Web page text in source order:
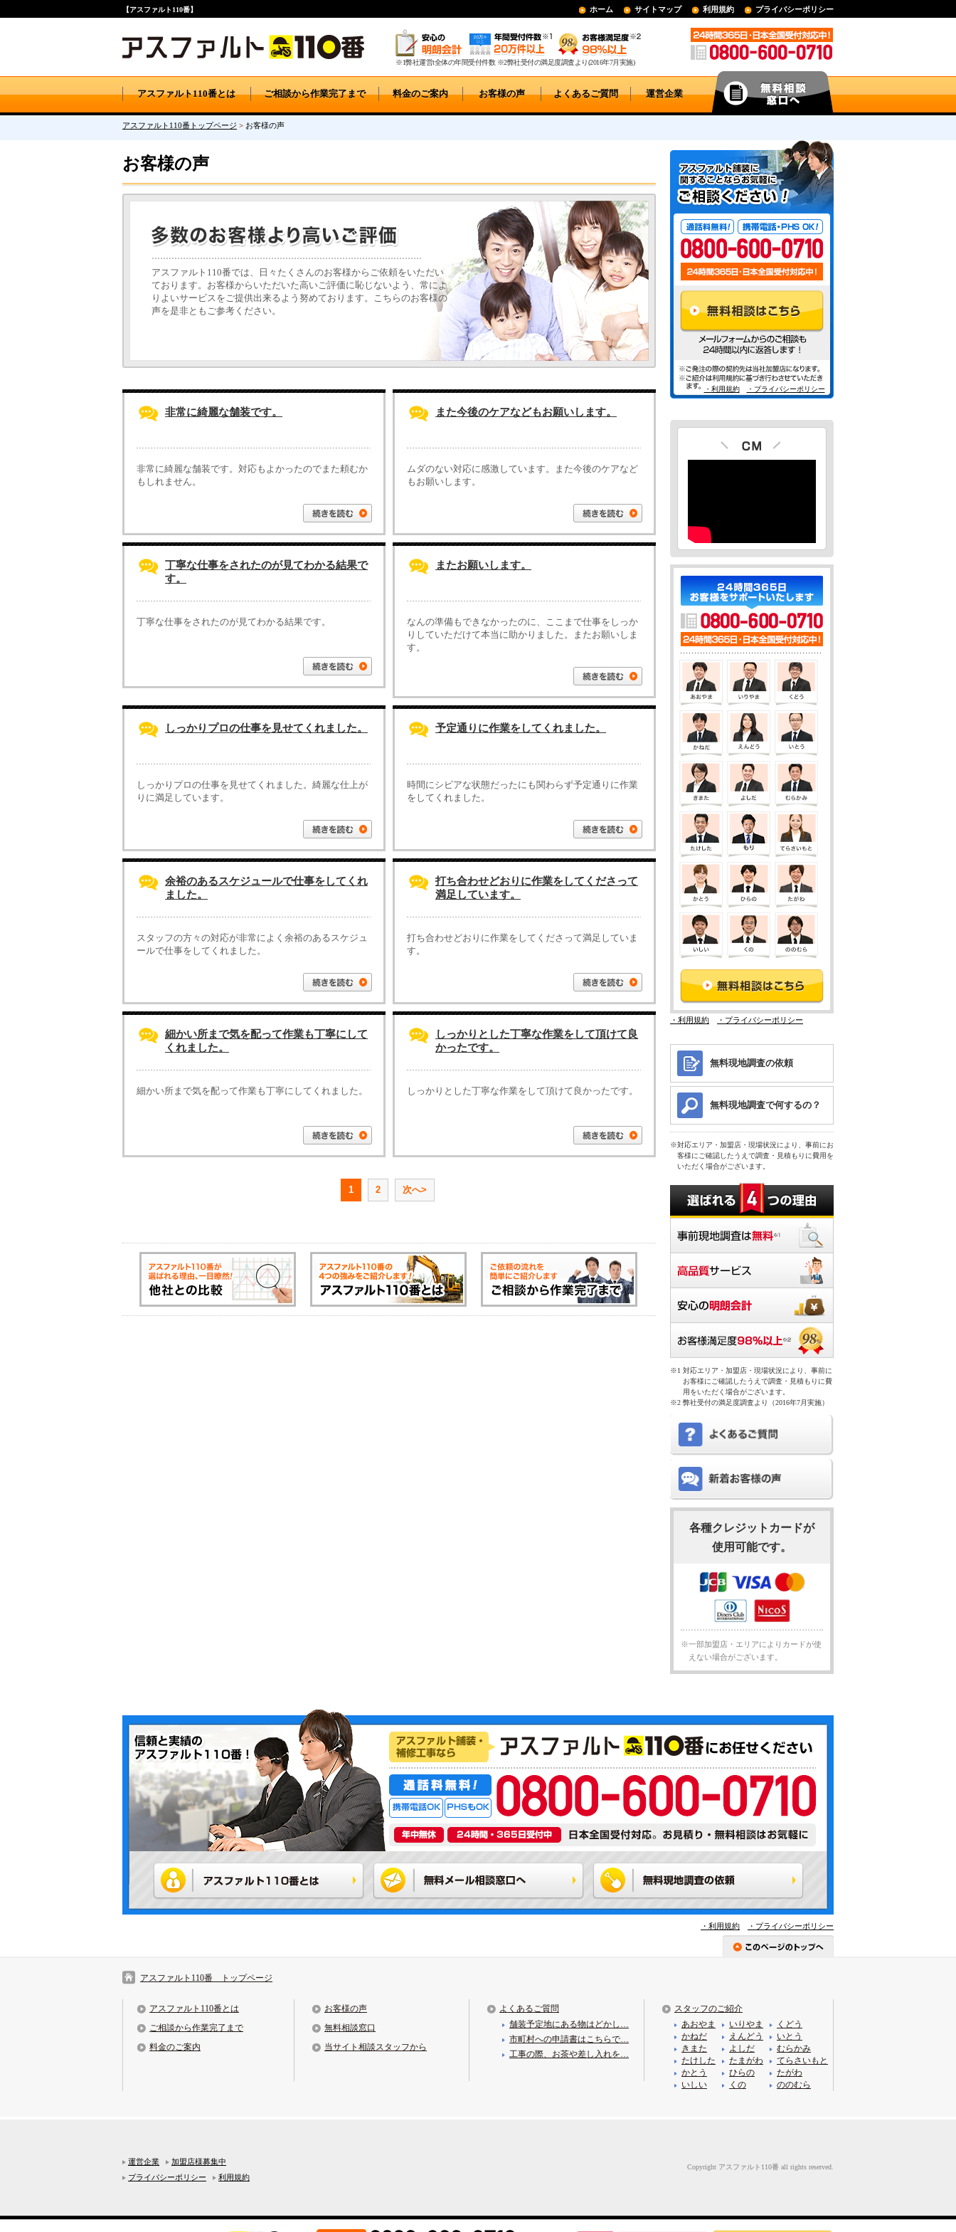
【アスファルト110番】 プライバシーポリシー
利用規約
サイトマップ
ホーム
※1弊社運営t全体の年間受付件数 ※2弊社受付の満足度調査より(2016年7月実施)
アスファルト110番とは ご相談から作業完了まで 料金のご案内 お客様の声 よくあるご質問 運営企業
アスファルト110番トップページ > お客様の声
お客様の声
アスファルト110番では、日々たくさんのお客様からご依頼をいただい
ております。お客様からいただいた高いご評価に恥じないよう、常によ
りよいサービスをご提供出来るよう努めております。こちらのお客様の
声を是非ともご参考ください。
非常に綺麗な舗装です。
非常に綺麗な舗装です。対応もよかったのでまた頼むか
もしれません。
また今後のケアなどもお願いします。
ムダのない対応に感激しています。また今後のケアなど
もお願いします。
丁寧な仕事をされたのが見てわかる結果で
す。
丁寧な仕事をされたのが見てわかる結果です。
またお願いします。
なんの準備もできなかったのに、ここまで仕事をしっか
りしていただけて本当に助かりました。またお願いしま
す。
しっかりプロの仕事を見せてくれました。
しっかりプロの仕事を見せてくれました。綺麗な仕上が
りに満足しています。
予定通りに作業をしてくれました。
時間にシビアな状態だったにも関わらず予定通りに作業
をしてくれました。
余裕のあるスケジュールで仕事をしてくれ
ました。
スタッフの方々の対応が非常によく余裕のあるスケジュ
ールで仕事をしてくれました。
打ち合わせどおりに作業をしてくださって
満足しています。
打ち合わせどおりに作業をしてくださって満足していま
す。
細かい所まで気を配って作業も丁寧にして
くれました。
細かい所まで気を配って作業も丁寧にしてくれました。
しっかりとした丁寧な作業をして頂けて良
かったです。
しっかりとした丁寧な作業をして頂けて良かったです。
1 2 次へ>
・利用規約 ・プライバシーポリシー
・利用規約 ・プライバシーポリシー
無料現地調査の依頼
無料現地調査で何するの？
対応エリア・加盟店・現場状況により、事前にお
客様にご確認したうえで調査・見積もりに費用を
いただく場合がございます。
対応エリア・加盟店・現場状況により、事前に
お客様にご確認したうえで調査・見積もりに費
用をいただく場合がございます。
弊社受付の満足度調査より（2016年7月実施）
各種クレジットカードが
使用可能です。
※一部加盟店・エリアによりカードが使
えない場合がございます。
・利用規約 ・プライバシーポリシー
アスファルト110番 トップページ
アスファルト110番とは
ご相談から作業完了まで
料金のご案内
お客様の声
無料相談窓口
当サイト相談スタッフから
よくあるご質問
舗装予定地にある物はどかし…
市町村への申請書はこちらで…
工事の際、お茶や差し入れを…
スタッフのご紹介
あおやま
いりやま
くどう
かねだ
えんどう
いとう
きまた
よしだ
むらかみ
たけした
たまがわ
てらさいもと
かとう
ひらの
たがわ
いしい
くの ののむら
運営企業
加盟店様募集中
プライバシーポリシー
利用規約
Copyright アスファルト110番 all rights reserved.